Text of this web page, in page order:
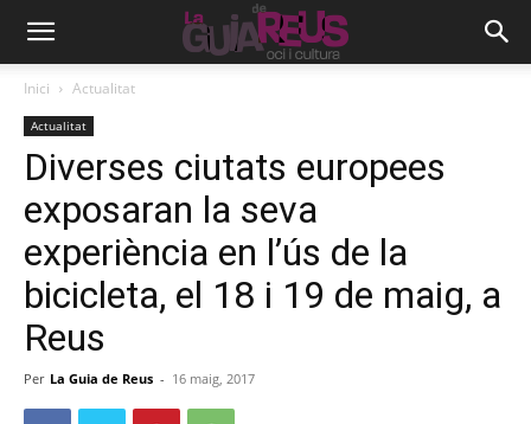
Inici Actualitat
Actualitat
Diverses ciutats europees
exposaran la seva
experiència en l’ús de la
bicicleta, el 18 i 19 de maig, a
Reus
Per La Guia de Reus - 16 maig, 2017